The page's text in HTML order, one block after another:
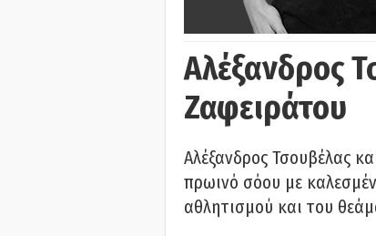
Αλέξανδρος
Ζαφειράτου
Αλέξανδρος Τσουβέλας
πρωινό σόου με
αθλητισμού και του